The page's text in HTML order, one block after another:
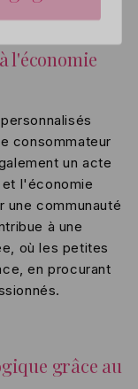
l'économie
consommateur
un acte
l'économie
une communauté
à une
où les petites
en procurant
grâce au